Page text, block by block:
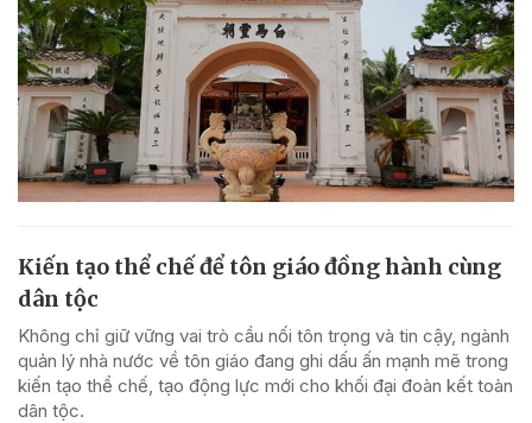
Kiến tạo thể chế để tôn giáo đồng hành cùng
dân tộc
Không chỉ giữ vững vai trò cầu nối tôn trọng và tin cậy, ngành
quản lý nhà nước về tôn giáo đang ghi dấu ấn mạnh mẽ trong
kiến tạo thể chế, tạo động lực mới cho khối đại đoàn kết toàn
dân tộc.